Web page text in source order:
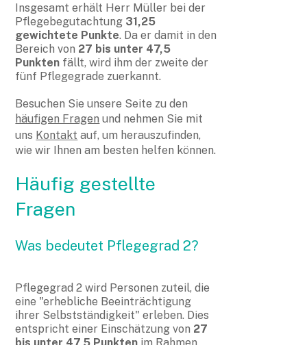
Insgesamt erhält Herr Müller bei der
Pflegebegutachtung 31,25
gewichtete Punkte. Da er damit in den
Bereich von 27 bis unter 47,5
Punkten fällt, wird ihm der zweite der
fünf Pflegegrade zuerkannt.
Besuchen Sie unsere Seite zu den
häufigen Fragen und nehmen Sie mit
uns Kontakt auf, um herauszufinden,
wie wir Ihnen am besten helfen können.
Häufig gestellte
Fragen
Was bedeutet Pflegegrad 2?
Pflegegrad 2 wird Personen zuteil, die
eine "erhebliche Beeinträchtigung
ihrer Selbstständigkeit" erleben. Dies
entspricht einer Einschätzung von 27
bis unter 47,5 Punkten im Rahmen